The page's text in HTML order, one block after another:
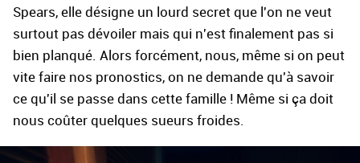
Spears, elle désigne un lourd secret que l'on ne veut
surtout pas dévoiler mais qui n'est finalement pas si
bien planqué. Alors forcément, nous, même si on peut
vite faire nos pronostics, on ne demande qu'à savoir
ce qu'il se passe dans cette famille ! Même si ça doit
nous coûter quelques sueurs froides.